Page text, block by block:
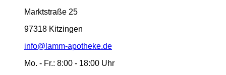
Marktstraße 25
97318 Kitzingen
info@lamm-apotheke.de
Mo. - Fr.: 8:00 - 18:00 Uhr